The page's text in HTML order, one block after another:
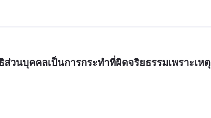
ส่วนบุคคลเป็นการกระทำที่ผิดจริยธรรมเพราะเหตุ